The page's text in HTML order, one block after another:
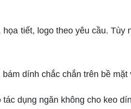
tiết, logo theo yêu cầu. Tùy
dính chắc chắn trên bề mặt
dụng ngăn không cho keo